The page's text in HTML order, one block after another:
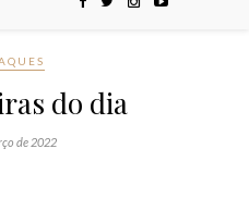
do dia
de 2022